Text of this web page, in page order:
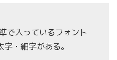
で入っているフォント
・細字がある。